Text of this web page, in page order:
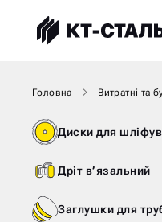
Головна Витратні та
Диски для
Дріт в’язальний
Заглушки для